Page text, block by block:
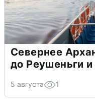
Севернее
до Реушеньги
5 августа 1